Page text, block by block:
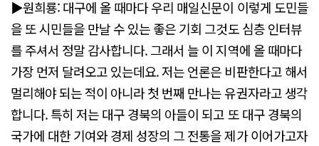
▶원희룡: 대구에 올 때마다 우리 매일신문이 이렇게 도민들
을 또 시민들을 만날 수 있는 좋은 기회 그것도 심층 인터뷰
를 주셔서 정말 감사합니다. 그래서 늘 이 지역에 올 때마다
가장 먼저 달려오고 있는데요. 저는 언론은 비판한다고 해서
멀리해야 되는 적이 아니라 첫 번째 만나는 유권자라고 생각
합니다. 특히 저는 대구 경북의 아들이 되고 또 대구 경북의
국가에 대한 기여와 경제 성장의 그 전통을 제가 이어가고자